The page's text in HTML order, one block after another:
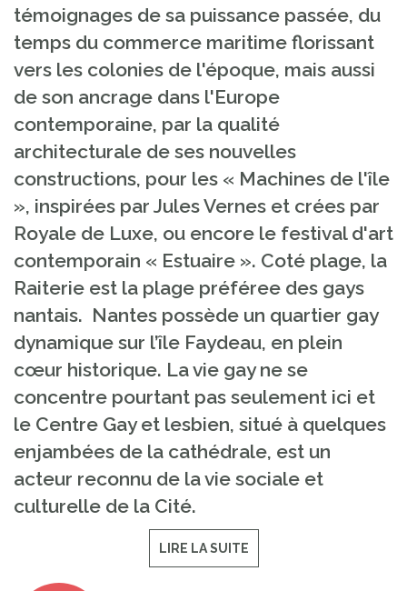
témoignages de sa puissance passée, du
temps du commerce maritime florissant
vers les colonies de l'époque, mais aussi
de son ancrage dans l'Europe
contemporaine, par la qualité
architecturale de ses nouvelles
constructions, pour les « Machines de l'île
», inspirées par Jules Vernes et crées par
Royale de Luxe, ou encore le festival d'art
contemporain « Estuaire ». Coté plage, la
Raiterie est la plage préféree des gays
nantais. Nantes possède un quartier gay
dynamique sur l’île Faydeau, en plein
cœur historique. La vie gay ne se
concentre pourtant pas seulement ici et
le Centre Gay et lesbien, situé à quelques
enjambées de la cathédrale, est un
acteur reconnu de la vie sociale et
culturelle de la Cité.
LIRE LA SUITE